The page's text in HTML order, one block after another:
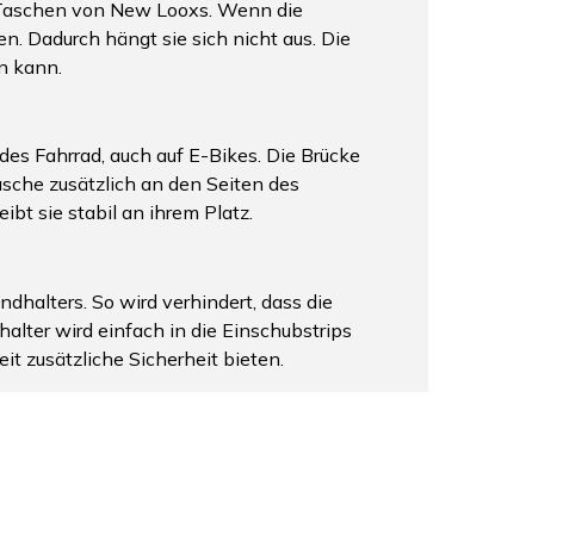
von New Looxs. Wenn die
Dadurch hängt sie sich nicht aus. Die
kann.
Fahrrad, auch auf E-Bikes. Die Brücke
zusätzlich an den Seiten des
sie stabil an ihrem Platz.
So wird verhindert, dass die
wird einfach in die Einschubstrips
zusätzliche Sicherheit bieten.